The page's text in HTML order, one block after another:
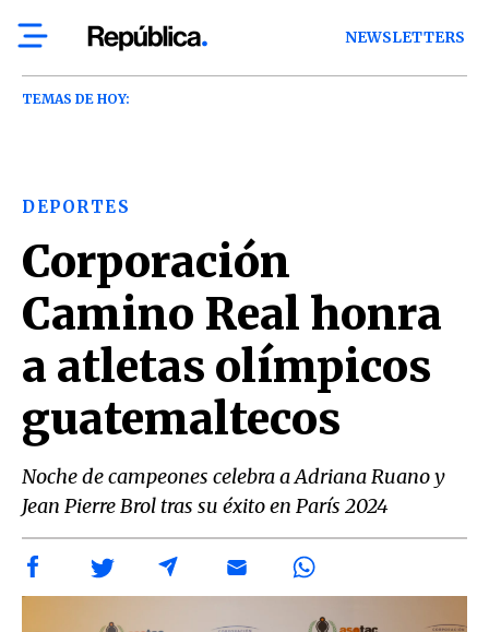
NEWSLETTERS
TEMAS DE HOY:
DEPORTES
Corporación
Camino Real honra
a atletas olímpicos
guatemaltecos
Noche de campeones celebra a Adriana Ruano y
Jean Pierre Brol tras su éxito en París 2024